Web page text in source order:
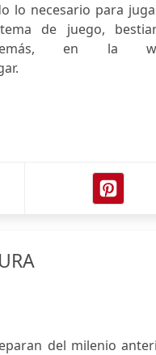
lo necesario para
de juego,
en la
del milenio